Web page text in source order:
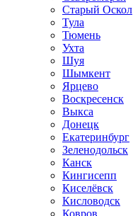
Старый Оскол
Тула
Тюмень
Ухта
Шуя
Шымкент
Ярцево
Воскресенск
Выкса
Донецк
Екатеринбург
Зеленодольск
Канск
Кингисепп
Киселёвск
Кисловодск
Ковров